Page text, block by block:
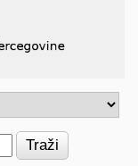
Traži